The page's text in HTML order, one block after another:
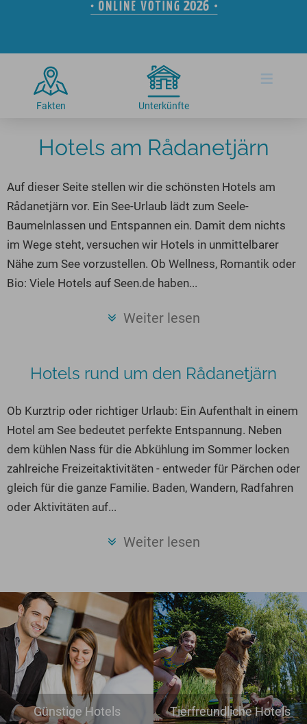
Radtouren am See
Kitesurfen
Kanu- & Kajaktouren
Badeseen in Deutschland
Wellness am See
Urlaub an der Küste
Unterkünfte
Hotels am See
Ferienwohnungen
Camping
Kanu- & Kajak-Urlaub
Wanderurlaub
Bikeurlaub
Auszeit & Wellness
Camping am See
Top-Hotels
Familienhotels
Wellness-Hotels
Biohotels
Ausgefallenes
Häuser auf dem Wasser
Hundefreundliche Unterkünfte
Seen in Deutschland
Seen in Europa
Überwachte Badestellen
Unsere See-Highlights
Deutschlands schönste Seen
Top Seen nach Bundesländern
Top Seen nach Regionen
Deutschlands Lieblingsseen
Frankreich
Niederlande
Schweden
Norwegen
alle Länder…
Fakten Unterkünfte
≡
Hotels am Rådanetjärn
Auf dieser Seite stellen wir die schönsten Hotels am
Rådanetjärn vor. Ein See-Urlaub lädt zum Seele-
Baumelnlassen und Entspannen ein. Damit dem nichts
im Wege steht, versuchen wir Hotels in unmittelbarer
Nähe zum See vorzustellen. Ob Wellness, Romantik oder
Bio: Viele Hotels auf Seen.de haben...
Weiter lesen
Hotels rund um den Rådanetjärn
Ob Kurztrip oder richtiger Urlaub: Ein Aufenthalt in einem
Hotel am See bedeutet perfekte Entspannung. Neben
dem kühlen Nass für die Abkühlung im Sommer locken
zahlreiche Freizeitaktivitäten - entweder für Pärchen oder
gleich für die ganze Familie. Baden, Wandern, Radfahren
oder Aktivitäten auf...
Weiter lesen
Günstige Hotels Tierfreundliche Hotels